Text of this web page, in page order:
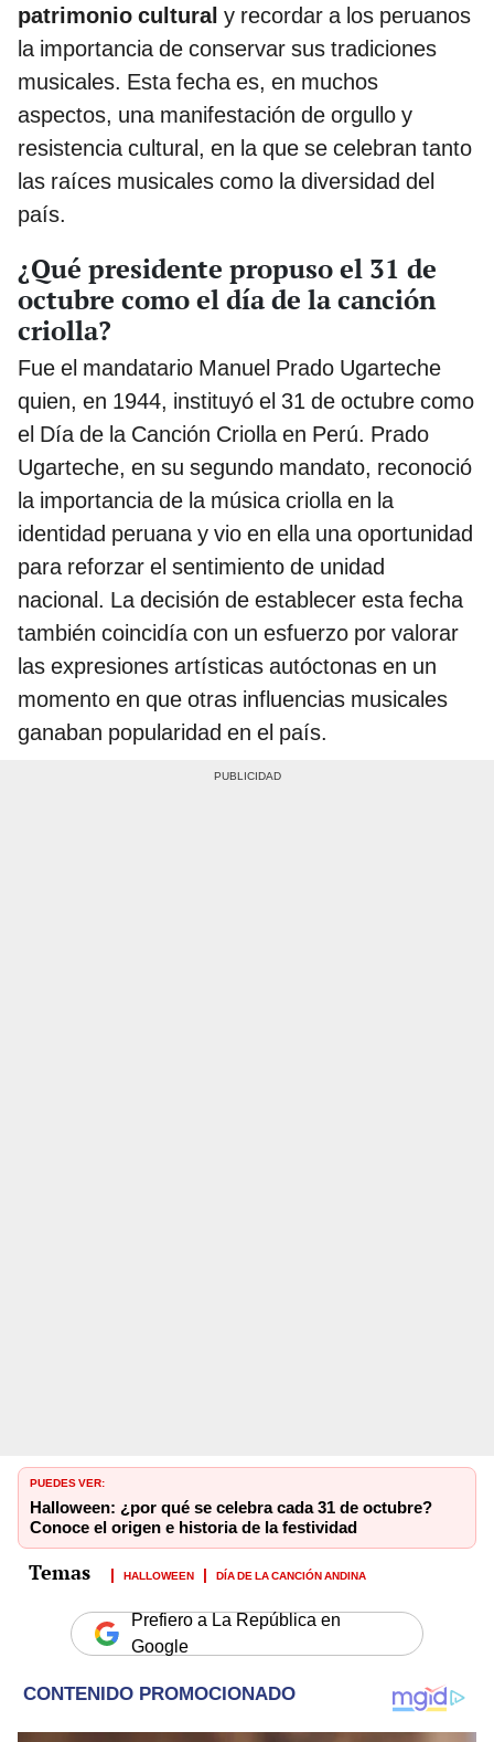
patrimonio cultural y recordar a los peruanos
la importancia de conservar sus tradiciones
musicales. Esta fecha es, en muchos
aspectos, una manifestación de orgullo y
resistencia cultural, en la que se celebran tanto
las raíces musicales como la diversidad del
país.
¿Qué presidente propuso el 31 de
octubre como el día de la canción
criolla?
Fue el mandatario Manuel Prado Ugarteche
quien, en 1944, instituyó el 31 de octubre como
el Día de la Canción Criolla en Perú. Prado
Ugarteche, en su segundo mandato, reconoció
la importancia de la música criolla en la
identidad peruana y vio en ella una oportunidad
para reforzar el sentimiento de unidad
nacional. La decisión de establecer esta fecha
también coincidía con un esfuerzo por valorar
las expresiones artísticas autóctonas en un
momento en que otras influencias musicales
ganaban popularidad en el país.
PUEDES VER:
Halloween: ¿por qué se celebra cada 31 de octubre?
Conoce el origen e historia de la festividad
HALLOWEEN DÍA DE LA CANCIÓN ANDINA
Prefiero a La República en
Google